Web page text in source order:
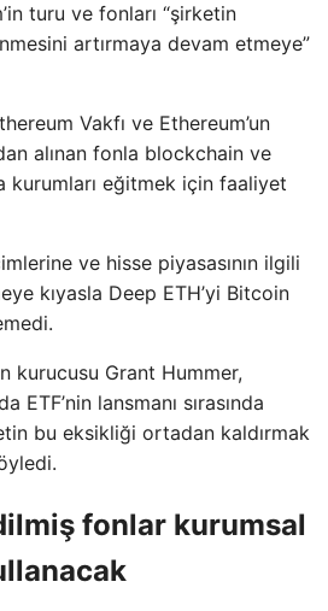
turu ve fonları “şirketin
artırmaya devam etmeye”
Vakfı ve Ethereum’un
alınan fonla blockchain ve
kurumları eğitmek için faaliyet
ve hisse piyasasının ilgili
kıyasla Deep ETH’yi Bitcoin
kurucusu Grant Hummer,
ETF’nin lansmanı sırasında
bu eksikliği ortadan kaldırmak
fonlar kurumsal